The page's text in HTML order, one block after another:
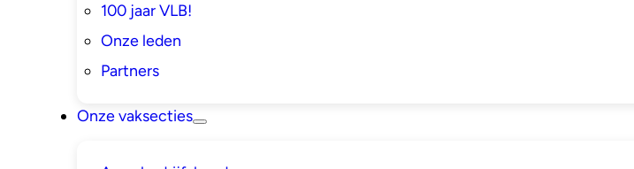
100 jaar VLB!
Onze leden
Partners
Onze vaksecties